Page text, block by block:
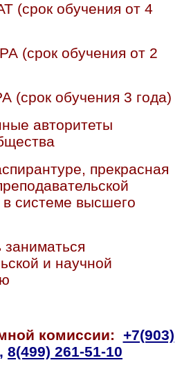
(срок обучения от 4
(срок обучения от 2
обучения 3 года)
авторитеты
прекрасная
в системе высшего
и научной
комиссии:
+7(903)
, 8(499) 261-51-10